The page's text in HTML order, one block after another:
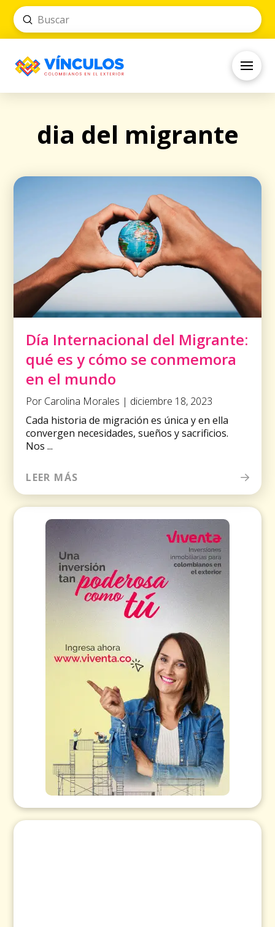
Search
Submit
dia del migrante
Día Internacional del Migrante:
qué es y cómo se conmemora
en el mundo
Por Carolina Morales | diciembre 18, 2023
Cada historia de migración es única y en ella
convergen necesidades, sueños y sacrificios.
Nos ...
LEER MÁS